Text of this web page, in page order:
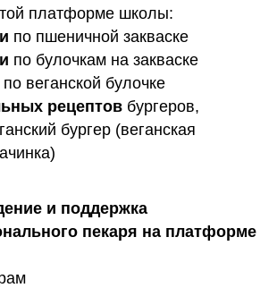
платформе школы:
по пшеничной закваске
по булочкам на закваске
по веганской булочке
рецептов бургеров,
бургер (веганская
и поддержка
пекаря на платформе